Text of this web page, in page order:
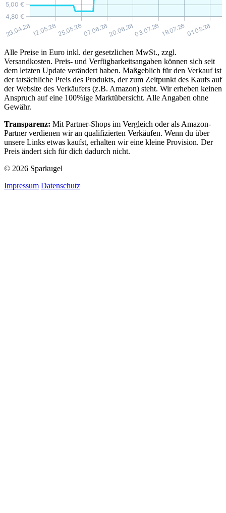
Alle Preise in Euro inkl. der gesetzlichen MwSt., zzgl.
Versandkosten. Preis- und Verfügbarkeitsangaben können sich seit
dem letzten Update verändert haben. Maßgeblich für den Verkauf ist
der tatsächliche Preis des Produkts, der zum Zeitpunkt des Kaufs auf
der Website des Verkäufers (z.B. Amazon) steht. Wir erheben keinen
Anspruch auf eine 100%ige Marktübersicht. Alle Angaben ohne
Gewähr.
Transparenz: Mit Partner-Shops im Vergleich oder als Amazon-
Partner verdienen wir an qualifizierten Verkäufen. Wenn du über
unsere Links etwas kaufst, erhalten wir eine kleine Provision. Der
Preis ändert sich für dich dadurch nicht.
© 2026 Sparkugel
Impressum Datenschutz